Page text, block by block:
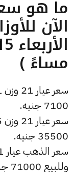
الآن
مساءً )
7100 جنيه.
35500 جنيه.
وللبيع 71000 جنيه.